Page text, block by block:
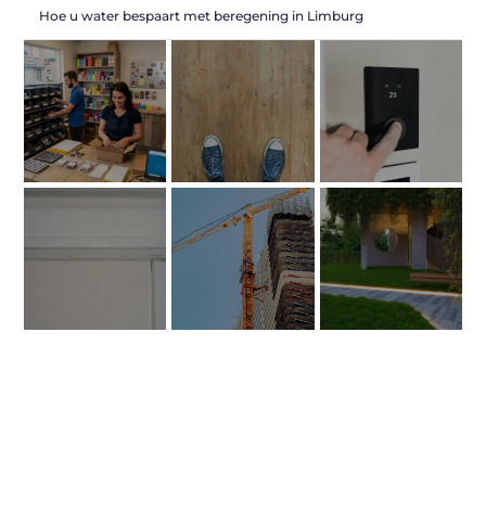
Hoe u water bespaart met beregening in Limburg